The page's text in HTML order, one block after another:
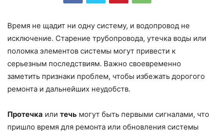
Время не щадит ни одну систему, и водопровод не
исключение. Старение трубопровода, утечка воды или
поломка элементов системы могут привести к
серьезным последствиям. Важно своевременно
заметить признаки проблем, чтобы избежать дорогого
ремонта и дальнейших неудобств.
Протечка или течь могут быть первыми сигналами, что
пришло время для ремонта или обновления системы